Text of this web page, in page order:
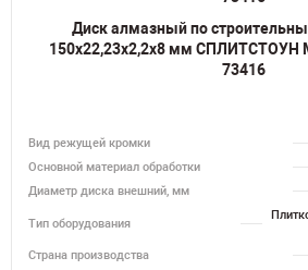
Диск алмазный по
150х22,23х2,2х8 мм СПЛИТСТОУН
73416
Вид режущей кромки
Основной материал обработки
Диаметр диска внешний, мм
Тип оборудования
Страна производства